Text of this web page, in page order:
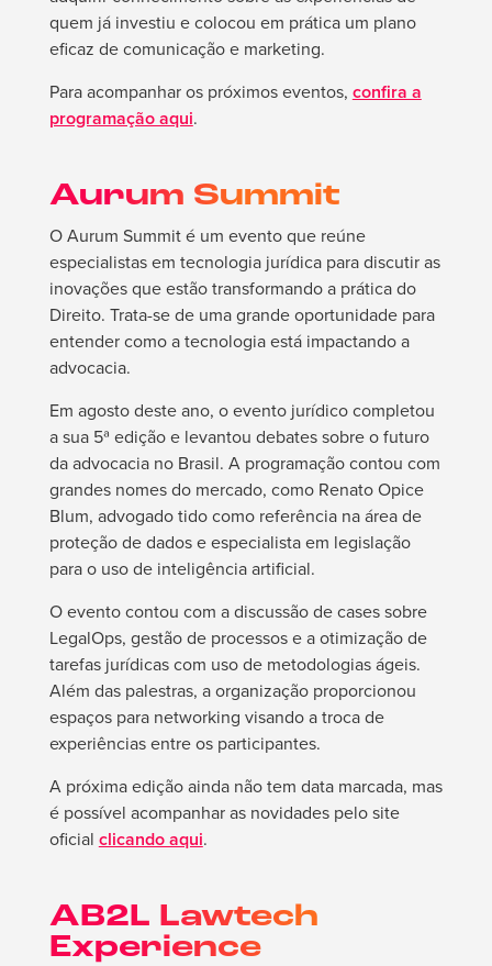
quem já investiu e colocou em prática um plano
eficaz de comunicação e marketing.
Para acompanhar os próximos eventos, confira a
programação aqui.
Aurum Summit
O Aurum Summit é um evento que reúne
especialistas em tecnologia jurídica para discutir as
inovações que estão transformando a prática do
Direito. Trata-se de uma grande oportunidade para
entender como a tecnologia está impactando a
advocacia.
Em agosto deste ano, o evento jurídico completou
a sua 5ª edição e levantou debates sobre o futuro
da advocacia no Brasil. A programação contou com
grandes nomes do mercado, como Renato Opice
Blum, advogado tido como referência na área de
proteção de dados e especialista em legislação
para o uso de inteligência artificial.
O evento contou com a discussão de cases sobre
LegalOps, gestão de processos e a otimização de
tarefas jurídicas com uso de metodologias ágeis.
Além das palestras, a organização proporcionou
espaços para networking visando a troca de
experiências entre os participantes.
A próxima edição ainda não tem data marcada, mas
é possível acompanhar as novidades pelo site
oficial clicando aqui.
AB2L Lawtech
Experience